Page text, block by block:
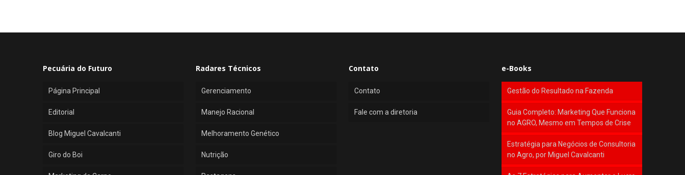
Pecuária do Futuro
Página Principal
Editorial
Blog Miguel Cavalcanti
Giro do Boi
Radares Técnicos
Gerenciamento
Manejo Racional
Melhoramento Genético
Nutrição
Contato
Contato
Fale com a diretoria
e-Books
Gestão do Resultado na Fazenda
Guia Completo: Marketing Que Funciona
no AGRO, Mesmo em Tempos de Crise
Estratégia para Negócios de Consultoria
no Agro, por Miguel Cavalcanti